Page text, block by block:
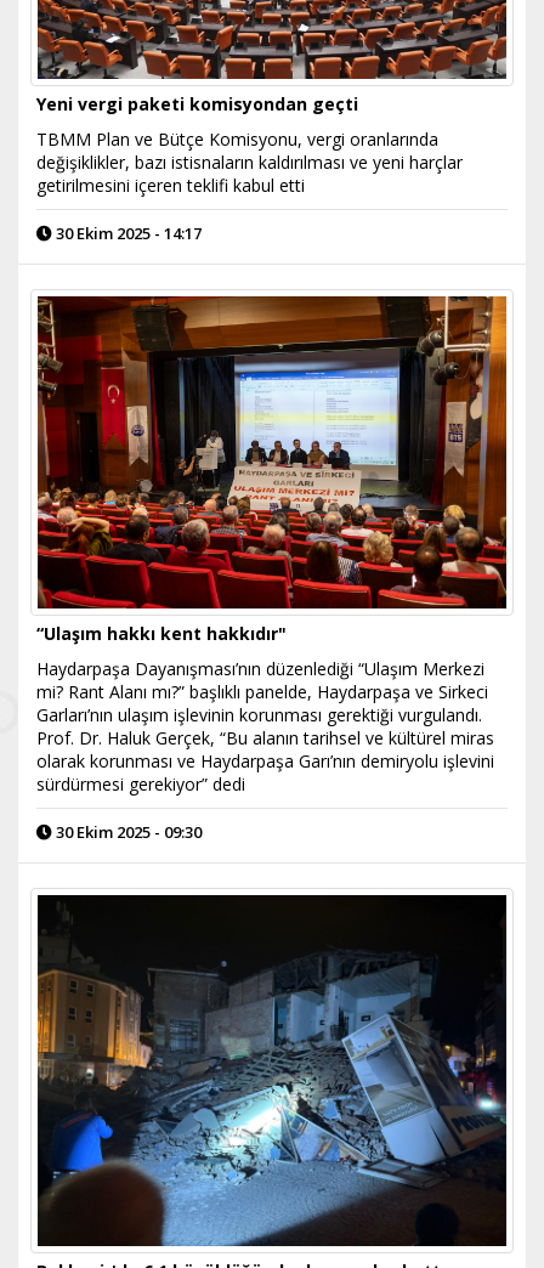
Yeni vergi paketi komisyondan geçti
TBMM Plan ve Bütçe Komisyonu, vergi oranlarında
değişiklikler, bazı istisnaların kaldırılması ve yeni harçlar
getirilmesini içeren teklifi kabul etti
30 Ekim 2025 - 14:17
“Ulaşım hakkı kent hakkıdır"
Haydarpaşa Dayanışması’nın düzenlediği “Ulaşım Merkezi
mi? Rant Alanı mı?” başlıklı panelde, Haydarpaşa ve Sirkeci
Garları’nın ulaşım işlevinin korunması gerektiği vurgulandı.
Prof. Dr. Haluk Gerçek, “Bu alanın tarihsel ve kültürel miras
olarak korunması ve Haydarpaşa Garı’nın demiryolu işlevini
sürdürmesi gerekiyor” dedi
30 Ekim 2025 - 09:30